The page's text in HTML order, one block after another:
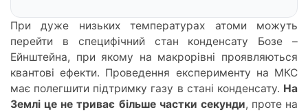
При дуже низьких температурах атоми можуть
перейти в специфічний стан конденсату Бозе –
Ейнштейна, при якому на макрорівні проявляються
квантові ефекти. Проведення експерименту на МКС
має полегшити підтримку газу в стані конденсату. На
Землі це не триває більше частки секунди, проте на